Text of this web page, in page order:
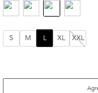
S M L XL XXL